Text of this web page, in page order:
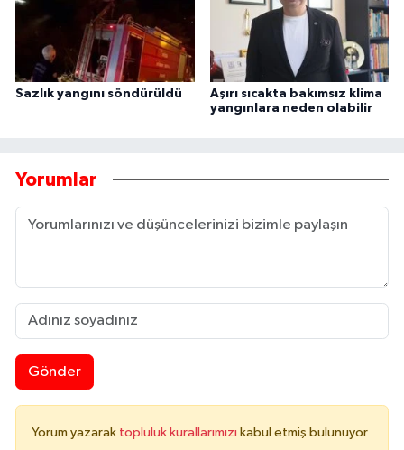
Sazlık yangını söndürüldü
Aşırı sıcakta bakımsız klima
yangınlara neden olabilir
Yorumlar
Gönder
Yorum yazarak topluluk kurallarımızı kabul etmiş bulunuyor